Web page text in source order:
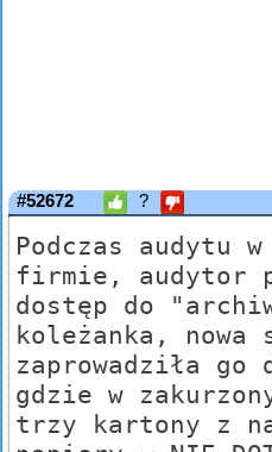
#52672 ?
Podczas audytu
firmie, audytor
dostęp do
koleżanka, nowa
zaprowadziła go
gdzie w
trzy kartony z